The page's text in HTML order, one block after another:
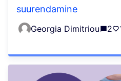
suurendamine
Georgia Dimitriou 2